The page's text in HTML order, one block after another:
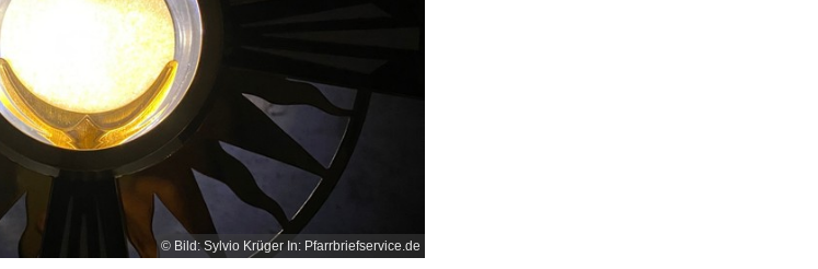
© Bild: Sylvio Krüger In: Pfarrbriefservice.de